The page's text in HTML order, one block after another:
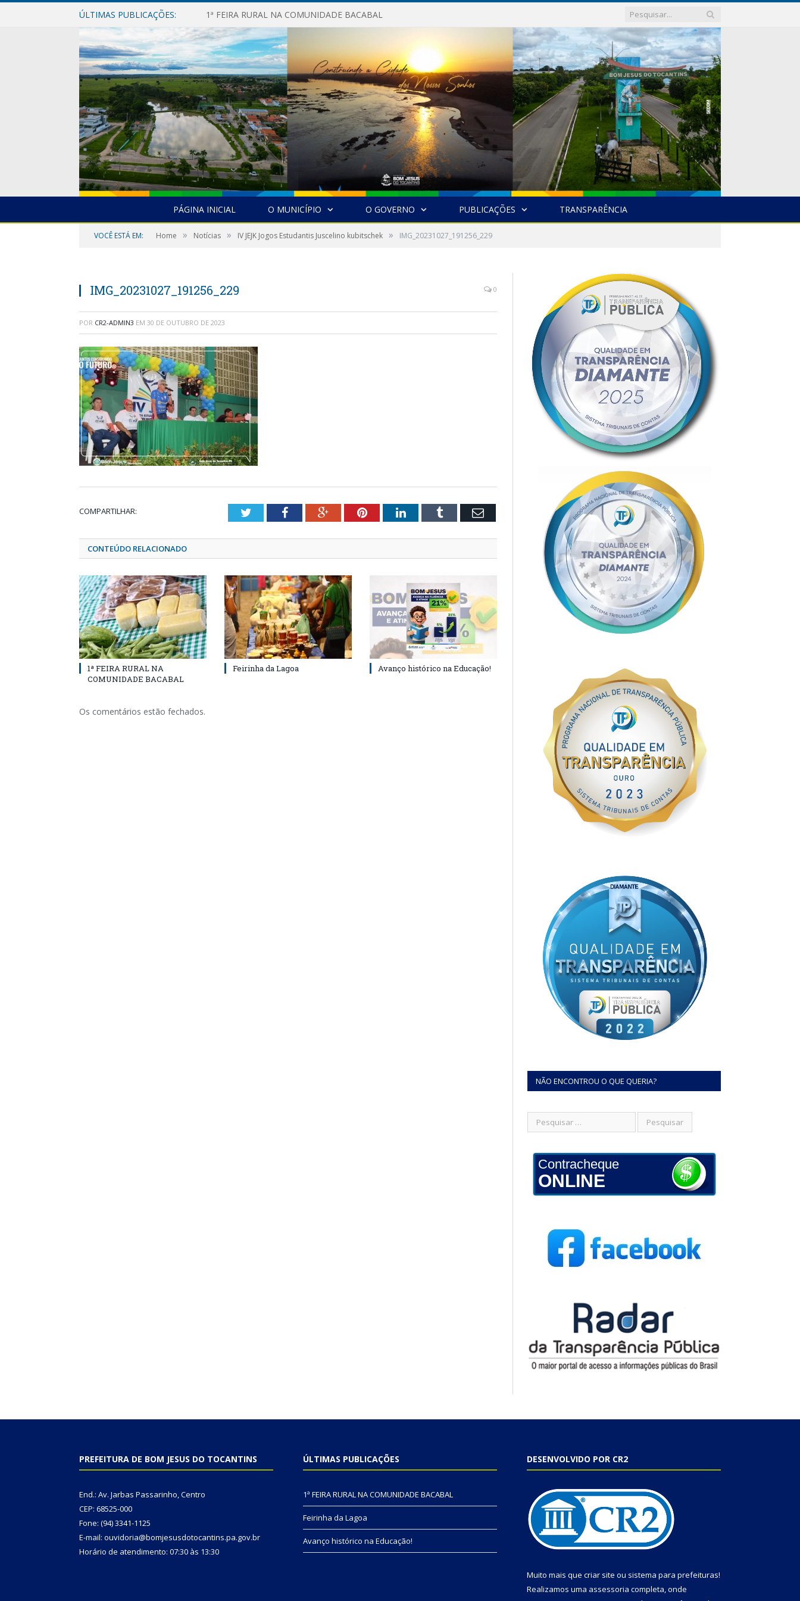
ÚLTIMAS PUBLICAÇÕES: 1ª FEIRA RURAL NA COMUNIDADE BACABAL
PÁGINA INICIAL O MUNICÍPIO O GOVERNO PUBLICAÇÕES TRANSPARÊNCIA
VOCÊ ESTÁ EM: Home » Notícias » IV JEJK Jogos Estudantis Juscelino kubitschek » IMG_20231027_191256_229
IMG_20231027_191256_229 0
POR CR2-ADMIN3 EM 30 DE OUTUBRO DE 2023
COMPARTILHAR: TwitterFacebookGoogle+PinterestLinkedInTumblr Email
CONTEÚDO RELACIONADO
1ª FEIRA RURAL NA
COMUNIDADE BACABAL
Feirinha da Lagoa Avanço histórico na Educação!
Os comentários estão fechados.
NÃO ENCONTROU O QUE QUERIA?
Contracheque
ONLINE
PREFEITURA DE BOM JESUS DO TOCANTINS
End.: Av. Jarbas Passarinho, Centro
CEP: 68525-000
Fone: (94) 3341-1125
E-mail: ouvidoria@bomjesusdotocantins.pa.gov.br
Horário de atendimento: 07:30 às 13:30
ÚLTIMAS PUBLICAÇÕES
1ª FEIRA RURAL NA COMUNIDADE BACABAL
Feirinha da Lagoa
Avanço histórico na Educação!
DESENVOLVIDO POR CR2
Muito mais que criar site ou sistema para prefeituras!
Realizamos uma assessoria completa, onde